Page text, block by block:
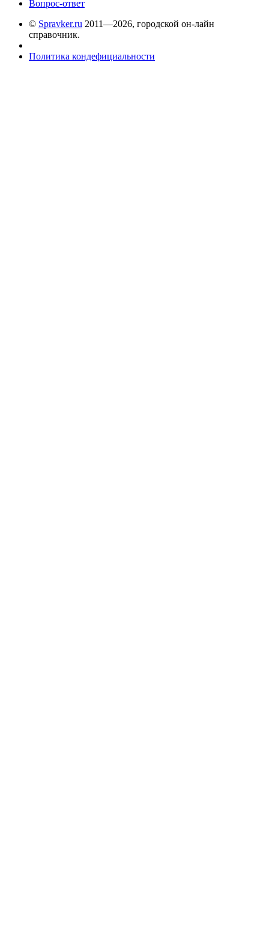
Вопрос-ответ
© Spravker.ru 2011—2026, городской он-лайн
справочник.
Политика кондефициальности